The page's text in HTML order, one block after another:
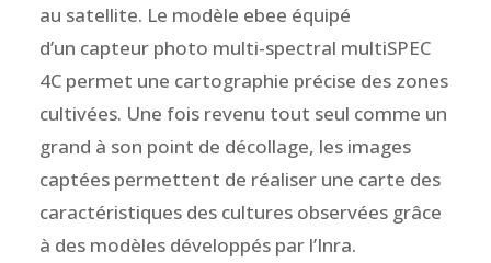
au satellite. Le modèle ebee équipé
d’un capteur photo multi-spectral multiSPEC
4C permet une cartographie précise des zones
cultivées. Une fois revenu tout seul comme un
grand à son point de décollage, les images
captées permettent de réaliser une carte des
caractéristiques des cultures observées grâce
à des modèles développés par l’Inra.